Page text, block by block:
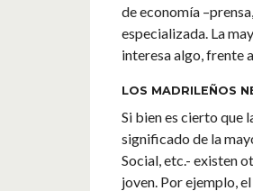
de economía
especializada. La
interesa algo, frente
LOS MADRILEÑOS
Si bien es cierto que
significado de la
Social, etc.- existen
joven. Por ejemplo,